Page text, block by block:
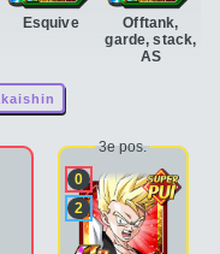
Esquive
Offtank,
garde, stack,
AS
3e pos.
0
2